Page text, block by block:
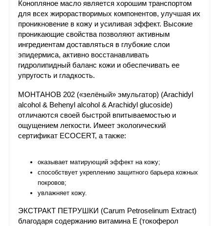
Конопляное масло является хорошим транспортом
для всех жирорастворимых компонентов, улучшая их
проникновение в кожу и усиливая эффект. Высокие
проникающие свойства позволяют активным
ингредиентам доставляться в глубокие слои
эпидермиса, активно восстанавливать
гидролипидный баланс кожи и обеспечивать ее
упругость и гладкость.
МОНТАНОВ 202 («зелёный» эмульгатор) (Arachidyl
alcohol & Behenyl alcohol & Arachidyl glucoside)
отличаются своей быстрой впитываемостью и
ощущением легкости. Имеет экологический
сертификат ECOCERT, а также:
оказывает матирующий эффект на кожу;
способствует укреплению защитного барьера кожных
покровов;
увлажняет кожу.
ЭКСТРАКТ ПЕТРУШКИ (Carum Petroselinum Extract)
благодаря содержанию витамина Е (токоферол